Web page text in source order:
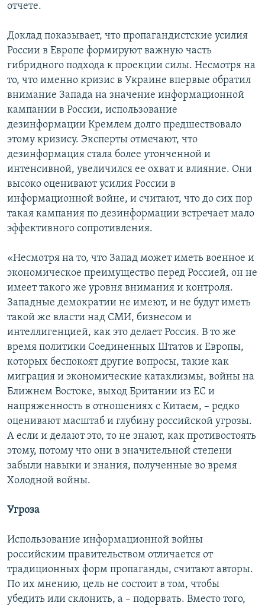
отчете.
Доклад показывает, что пропагандистские усилия
России в Европе формируют важную часть
гибридного подхода к проекции силы. Несмотря на
то, что именно кризис в Украине впервые обратил
внимание Запада на значение информационной
кампании в России, использование
дезинформации Кремлем долго предшествовало
этому кризису. Эксперты отмечают, что
дезинформация стала более утонченной и
интенсивной, увеличился ее охват и влияние. Они
высоко оценивают усилия России в
информационной войне, и считают, что до сих пор
такая кампания по дезинформации встречает мало
эффективного сопротивления.
«Несмотря на то, что Запад может иметь военное и
экономическое преимущество перед Россией, он не
имеет такого же уровня внимания и контроля.
Западные демократии не имеют, и не будут иметь
такой же власти над СМИ, бизнесом и
интеллигенцией, как это делает Россия. В то же
время политики Соединенных Штатов и Европы,
которых беспокоят другие вопросы, такие как
миграция и экономические катаклизмы, войны на
Ближнем Востоке, выход Британии из ЕС и
напряженность в отношениях с Китаем, – редко
оценивают масштаб и глубину российской угрозы.
А если и делают это, то не знают, как противостоять
этому, потому что они в значительной степени
забыли навыки и знания, полученные во время
Холодной войны.
Угроза
Использование информационной войны
российским правительством отличается от
традиционных форм пропаганды, считают авторы.
По их мнению, цель не состоит в том, чтобы
убедить или склонить, а – подорвать. Вместо того,